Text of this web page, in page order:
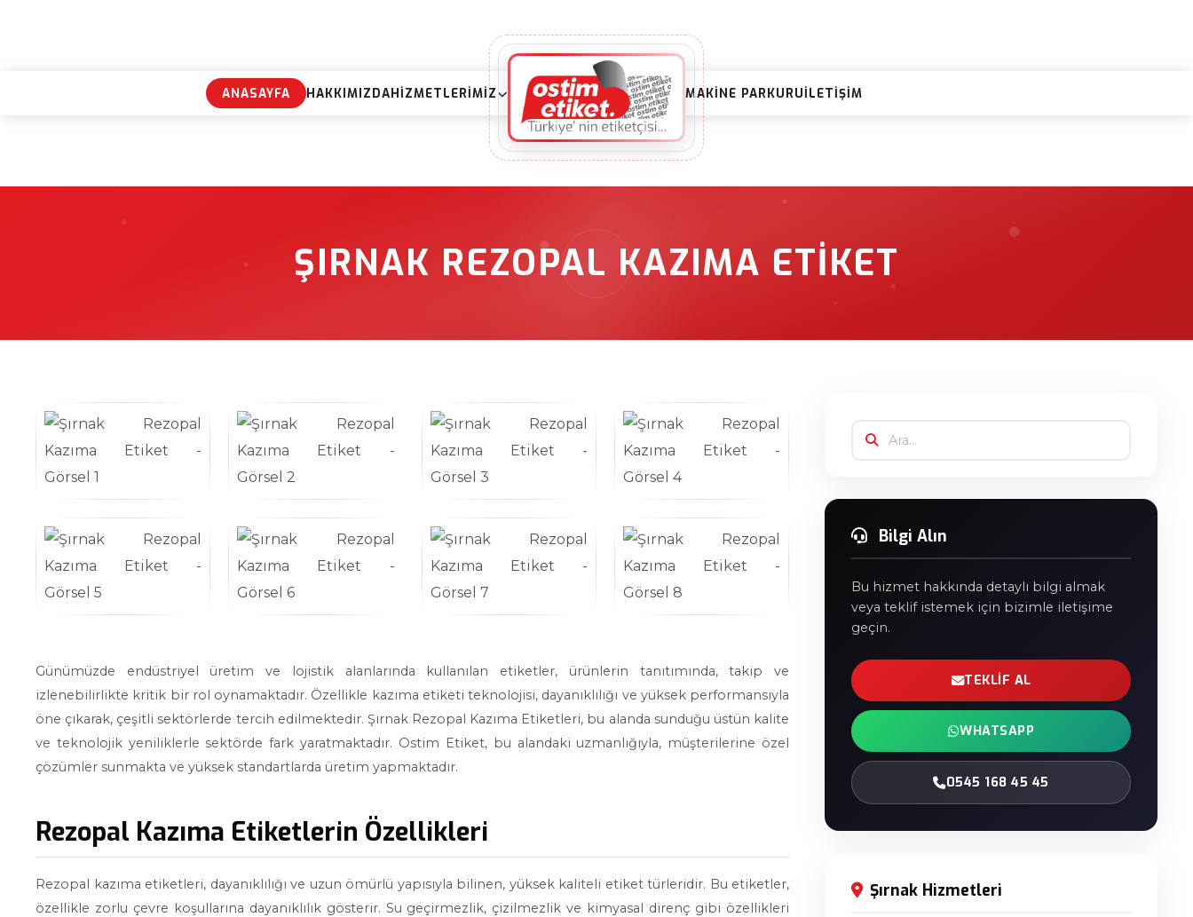
ANASAYFA HAKKIMIZDAHIZMETLERIMIZ MAKINE PARKURUİLETIŞIM
ŞIRNAK REZOPAL KAZIMA ETIKET
Günümüzde endüstriyel üretim ve lojistik alanlarında kullanılan etiketler, ürünlerin tanıtımında, takip ve
izlenebilirlikte kritik bir rol oynamaktadır. Özellikle kazıma etiketi teknolojisi, dayanıklılığı ve yüksek performansıyla
öne çıkarak, çeşitli sektörlerde tercih edilmektedir. Şırnak Rezopal Kazıma Etiketleri, bu alanda sunduğu üstün kalite
ve teknolojik yeniliklerle sektörde fark yaratmaktadır. Ostim Etiket, bu alandaki uzmanlığıyla, müşterilerine özel
çözümler sunmakta ve yüksek standartlarda üretim yapmaktadır.
Rezopal Kazıma Etiketlerin Özellikleri
Rezopal kazıma etiketleri, dayanıklılığı ve uzun ömürlü yapısıyla bilinen, yüksek kaliteli etiket türleridir. Bu etiketler,
özellikle zorlu çevre koşullarına dayanıklılık gösterir. Su geçirmezlik, çizilmezlik ve kimyasal direnç gibi özellikleri
Bilgi Alın
Bu hizmet hakkında detaylı bilgi almak
veya teklif istemek için bizimle iletişime
geçin.
TEKLIF AL
WHATSAPP
0545 168 45 45
Şırnak Hizmetleri